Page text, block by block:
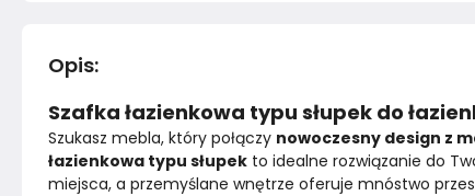
Rodzaj drzwi
Wykończenie frontów Płyta laminowana
Uchwyty Nie dotyczy
Opis:
Szafka łazienkowa typu słupek do
Szukasz mebla, który połączy nowoczesny design z
łazienkowa typu słupek to idealne rozwiązanie do
miejsca, a przemyślane wnętrze oferuje mnóstwo